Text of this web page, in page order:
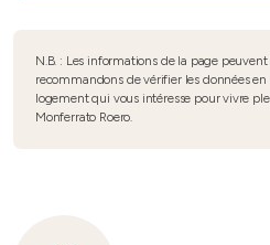
N.B. : Les informations de la page
recommandons de vérifier les données
logement qui vous intéresse pour vivre
Monferrato Roero.